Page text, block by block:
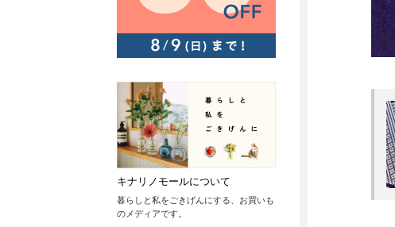
キナリノモールについて
暮らしと私をごきげんにする、お買いも
のメディアです。